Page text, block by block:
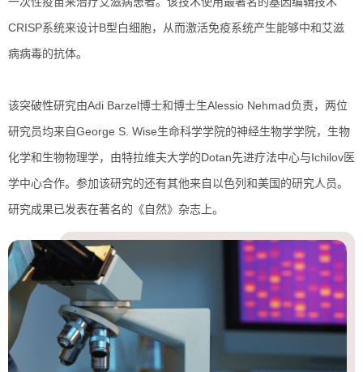
CRISP系统来设计B型白细胞，从而激活免疫系统产生能够中和艾滋
病病毒的抗体。
该突破性研究由Adi Barzel博士和博士生Alessio Nehmad负责，两位
研究员均来自George S. Wise生命科学学院的神经生物学学院，生物
化学和生物物理学，由特拉维夫大学的Dotan先进疗法中心与Ichilov医
学中心合作。参加该研究的还有其他来自以色列和美国的研究人员。
研究成果已发表在著名的《自然》杂志上。